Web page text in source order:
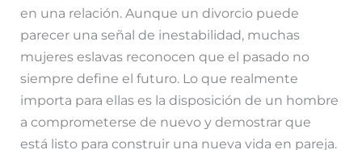
en una relación. Aunque un divorcio puede
parecer una señal de inestabilidad, muchas
mujeres eslavas reconocen que el pasado no
siempre define el futuro. Lo que realmente
importa para ellas es la disposición de un hombre
a comprometerse de nuevo y demostrar que
está listo para construir una nueva vida en pareja.